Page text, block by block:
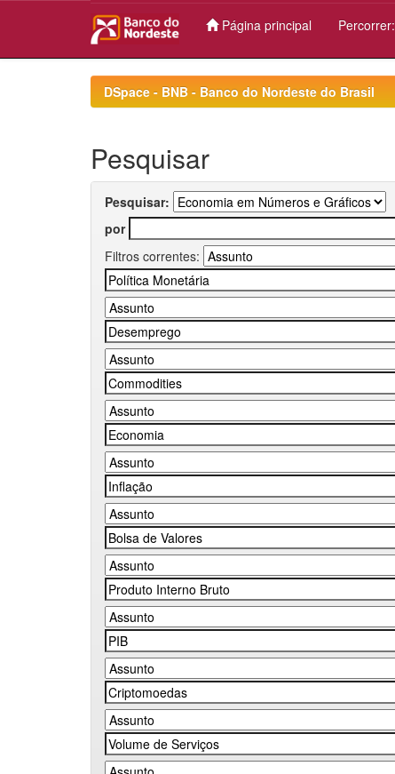
Página principal Percorrer:
DSpace - BNB - Banco do Nordeste do Brasil
Pesquisar
Pesquisar:
por
Filtros correntes: